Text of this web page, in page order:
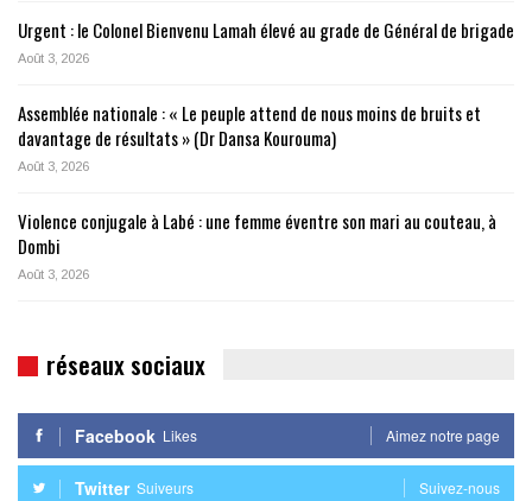
Urgent : le Colonel Bienvenu Lamah élevé au grade de Général de brigade
Août 3, 2026
Assemblée nationale : « Le peuple attend de nous moins de bruits et
davantage de résultats » (Dr Dansa Kourouma)
Août 3, 2026
Violence conjugale à Labé : une femme éventre son mari au couteau, à
Dombi
Août 3, 2026
réseaux sociaux
Facebook Likes Aimez notre page
Twitter Suiveurs Suivez-nous